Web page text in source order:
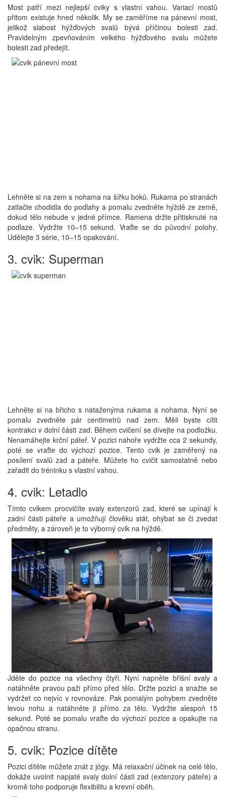
Most patří mezi nejlepší cviky s vlastní vahou. Variací mostů
přitom existuje hned několik. My se zaměříme na pánevní most,
jelikož slabost hýžďových svalů bývá příčinou bolesti zad.
Pravidelným zpevňováním velkého hýžďového svalu můžete
bolesti zad předejít.
Lehněte si na zem s nohama na šířku boků. Rukama po stranách
zatlačte chodidla do podlahy a pomalu zvedněte hýždě ze země,
dokud tělo nebude v jedné přímce. Ramena držte přitisknuté na
podlaze. Vydržte 10–15 sekund. Vraťte se do původní polohy.
Udělejte 3 série, 10–15 opakování.
3. cvik: Superman
Lehněte si na břicho s nataženýma rukama a nohama. Nyní se
pomalu zvedněte pár centimetrů nad zem. Měli byste cítit
kontrakci v dolní části zad. Během cvičení se dívejte na podložku.
Nenamáhejte krční páteř. V pozici nahoře vydržte cca 2 sekundy,
poté se vraťte do výchozí pozice. Tento cvik je zaměřený na
posílení svalů zad a páteře. Můžete ho cvičit samostatně nebo
zařadit do tréninku s vlastní vahou.
4. cvik: Letadlo
Tímto cvikem procvičíte svaly extenzorů zad, které se upínají k
zadní části páteře a umožňují člověku stát, ohýbat se či zvedat
předměty, a zároveň je to výborný cvik na hýždě.
Jděte do pozice na všechny čtyři. Nyní napněte břišní svaly a
natáhněte pravou paži přímo před tělo. Držte pozici a snažte se
vydržet co nejvíc v rovnováze. Pak pomalým pohybem zvedněte
levou nohu a natáhněte ji přímo za tělo. Vydržte alespoň 15
sekund. Poté se pomalu vraťte do výchozí pozice a opakujte na
opačnou stranu.
5. cvik: Pozice dítěte
Pozici dítěte můžete znát z jógy. Má relaxační účinek na celé tělo,
dokáže uvolnit napjaté svaly dolní části zad (extenzory páteře) a
kromě toho podporuje flexibilitu a krevní oběh.